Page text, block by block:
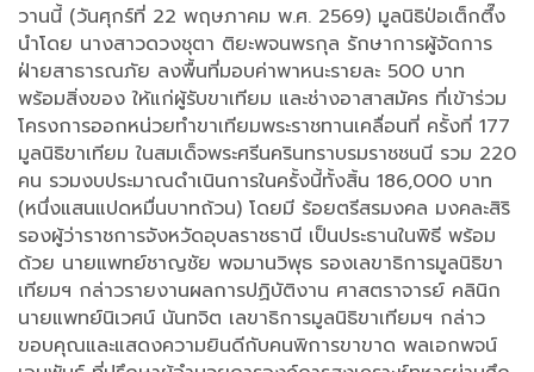
วานนี้ (วันศุกร์ที่ 22 พฤษภาคม พ.ศ. 2569) มูลนิธิป่อเต็กตึ๊ง
นำโดย นางสาวดวงชุตา ติยะพจนพรกุล รักษาการผู้จัดการ
ฝ่ายสาธารณภัย ลงพื้นที่มอบค่าพาหนะรายละ 500 บาท
พร้อมสิ่งของ ให้แก่ผู้รับขาเทียม และช่างอาสาสมัคร ที่เข้าร่วม
โครงการออกหน่วยทำขาเทียมพระราชทานเคลื่อนที่ ครั้งที่ 177
มูลนิธิขาเทียม ในสมเด็จพระศรีนครินทราบรมราชชนนี รวม 220
คน รวมงบประมาณดำเนินการในครั้งนี้ทั้งสิ้น 186,000 บาท
(หนึ่งแสนแปดหมื่นบาทถ้วน) โดยมี ร้อยตรีสรมงคล มงคละสิริ
รองผู้ว่าราชการจังหวัดอุบลราชธานี เป็นประธานในพิธี พร้อม
ด้วย นายแพทย์ชาญชัย พจมานวิพุธ รองเลขาธิการมูลนิธิขา
เทียมฯ กล่าวรายงานผลการปฏิบัติงาน ศาสตราจารย์ คลินิก
นายแพทย์นิเวศน์ นันทจิต เลขาธิการมูลนิธิขาเทียมฯ กล่าว
ขอบคุณและแสดงความยินดีกับคนพิการขาขาด พลเอกพจน์